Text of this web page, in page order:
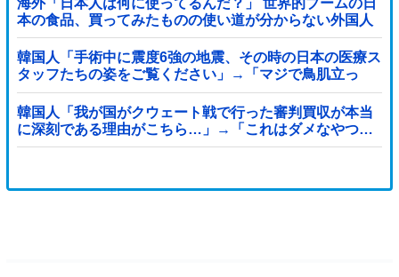
海外「日本人は何に使ってるんだ？」 世界的ブームの日
本の食品、買ってみたものの使い道が分からない外国人
が続出
韓国人「手術中に震度6強の地震、その時の日本の医療ス
タッフたちの姿をご覧ください」→「マジで鳥肌立っ
た」「こういう姿は韓国も見習わないと」「あんな状況
なら日本だけではなく韓国の医療関係者も同じように行
動したはずだ」【熊本地震】
韓国人「我が国がクウェート戦で行った審判買収が本当
に深刻である理由がこちら…」→「これはダメなやつ…
（ブルブル」＝韓国の反応